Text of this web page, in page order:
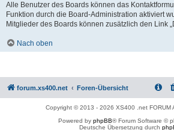
Alle Benutzer des Boards können das
Funktion durch die Board-Administration aktiviert
Mitglieder des Boards können zusätzlich den Link
Nach oben
forum.xs400.net Foren-Übersicht
Copyright © 2013 - 2026 XS400 .net FORUM
Powered by phpBB® Forum Software ©
Deutsche Übersetzung durch